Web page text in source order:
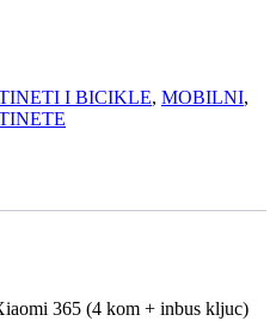
I BICIKLE, MOBILNI,
365 (4 kom + inbus kljuc)